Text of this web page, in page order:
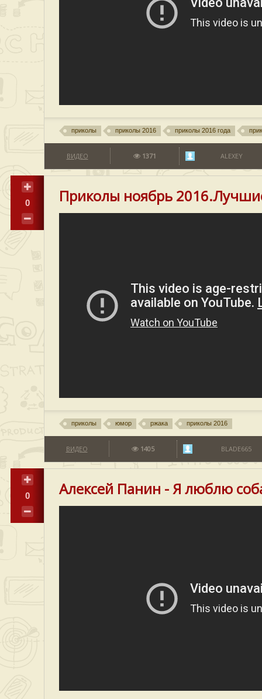
приколы приколы 2016 приколы 2016 года
ВИДЕО 1371 ALEXEY
0 Приколы ноябрь
приколы юмор ржака приколы 2016
ВИДЕО 1405 BLADE665
0 Алексей Панин - Я люблю